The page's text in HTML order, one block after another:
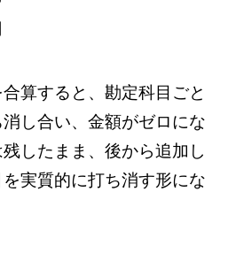
算すると、勘定科目ごと
し合い、金額がゼロにな
したまま、後から追加し
実質的に打ち消す形にな